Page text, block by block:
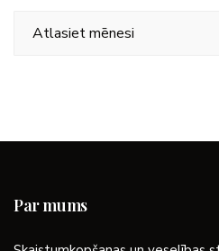
Par mums